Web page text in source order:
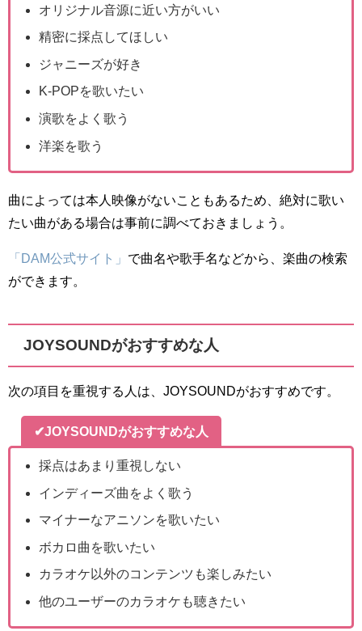
オリジナル音源に近い方がいい
精密に採点してほしい
ジャニーズが好き
K-POPを歌いたい
演歌をよく歌う
洋楽を歌う
曲によっては本人映像がないこともあるため、絶対に歌い
たい曲がある場合は事前に調べておきましょう。
「DAM公式サイト」 で曲名や歌手名などから、楽曲の検索
ができます。
JOYSOUNDがおすすめな人
次の項目を重視する人は、JOYSOUNDがおすすめです。
✔JOYSOUNDがおすすめな人
採点はあまり重視しない
インディーズ曲をよく歌う
マイナーなアニソンを歌いたい
ボカロ曲を歌いたい
カラオケ以外のコンテンツも楽しみたい
他のユーザーのカラオケも聴きたい